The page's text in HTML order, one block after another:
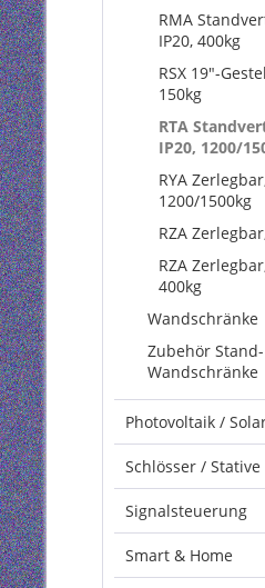
RMA
IP20, 400kg
RSX 19"-
150kg
RTA
IP20, 1200/
RYA
1200/1500kg
RZA
RZA
400kg
Wandschränke
Zubehör
Wandschränke
Photovoltaik /
Schlösser / Stative
Signalsteuerung
Smart & Home